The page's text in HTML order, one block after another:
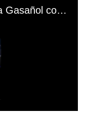
El mal momento de Yanina Gasañol con un hincha argentino en "Subrayado"